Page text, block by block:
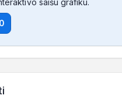
saišu grafiku.